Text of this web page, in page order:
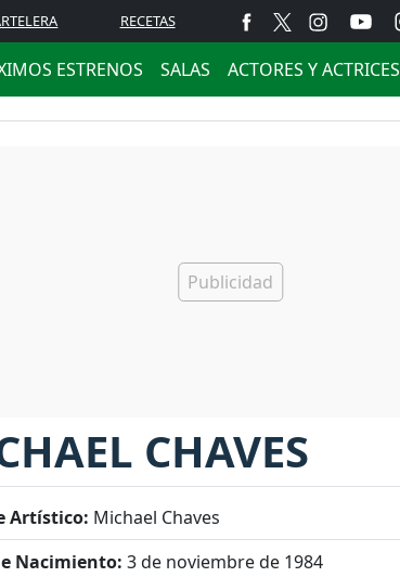
RECETAS
ESTRENOS SALAS ACTORES Y ACTRICES
CHAVES
Artístico: Michael Chaves
Nacimiento: 3 de noviembre de 1984